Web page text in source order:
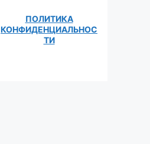
ПОЛИТИКА
КОНФИДЕНЦИАЛЬНОС
ТИ